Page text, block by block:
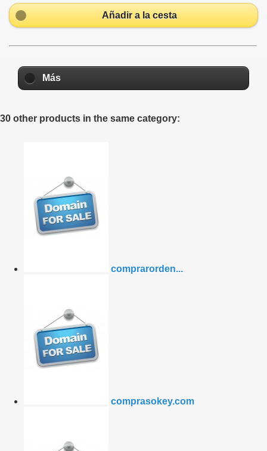
Añadir a la cesta
Más
30 other products in the same category:
comprarorden...
comprasokey.com